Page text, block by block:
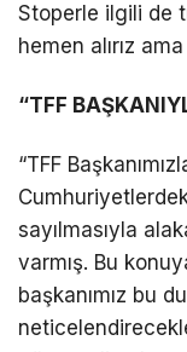
Stoperle ilgili de
hemen alırız
“TFF
“TFF
sayılmasıyla
varmış. Bu
başkanımız bu